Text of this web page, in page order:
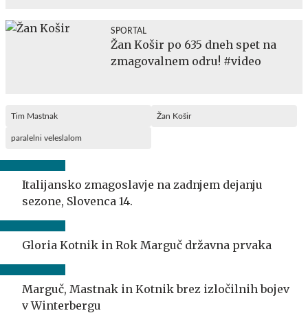
SPORTAL
Žan Košir po 635 dneh spet na
zmagovalnem odru! #video
Tim Mastnak Žan Košir
paralelni veleslalom
Italijansko zmagoslavje na zadnjem dejanju
sezone, Slovenca 14.
Gloria Kotnik in Rok Marguč državna prvaka
Marguč, Mastnak in Kotnik brez izločilnih bojev
v Winterbergu